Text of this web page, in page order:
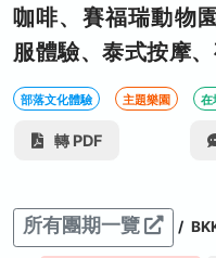
咖啡、賽福瑞動物
服體驗、泰式按摩
部落文化體驗 主題樂園 在
轉 PDF
所有團期一覽 /